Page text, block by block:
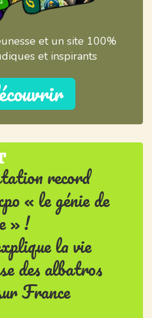
et un site 100%
et inspirants
record
« le génie de
» !
la vie
des albatros
France